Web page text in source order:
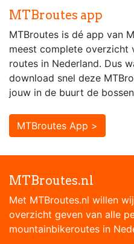
MTBroutes app
MTBroutes is dé app van
meest complete overzicht
routes in Nederland. Dus
download snel deze
jouw in de buurt de
MTBroutes App >
MTBroutes.nl
Met MTBroutes.nl willen
overzicht geven van alle
mountainbikeroutes in